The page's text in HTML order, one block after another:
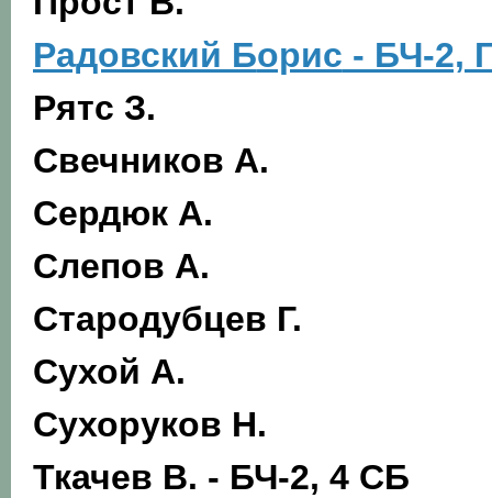
Радовский Борис - БЧ-2,
Рятс З.
Свечников А.
Сердюк А.
Слепов А.
Стародубцев Г.
Сухой А.
Сухоруков Н.
Ткачев В. - БЧ-2, 4 СБ